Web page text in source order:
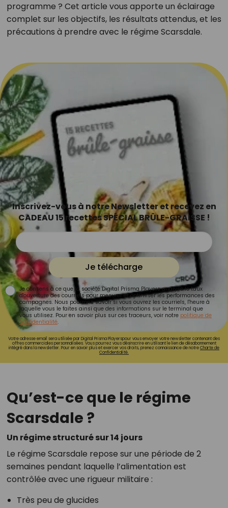
programme ? Cet article vous apporte un éclairage
complet sur les objectifs, les résultats attendus, et les
précautions à prendre avec le régime Scarsdale.
Inscrivez-vous à notre Newsletter et recevez en
CADEAU 15 recettes SPÉCIAL BRÛLE-GRAISSE !
Je télécharge
Je consens à ce que la société Digital Prisma Players analyse le taux
d'ouverture des courriels pour mesurer et optimiser les performances des
campagnes. Nous pourrons savoir si vous ouvrez les courriels, l'heure à
laquelle vous le faites ainsi que des informations sur le terminal que
vous utilisez. Pour en savoir plus sur ces traceurs, voir notre politique de
confidentialité.
Votre adresse email sera utilisée par Digital Prisma Playerspour vous envoyer votre newsletter contenant des
offres commerciales personnalisées. Vous pourrez vous désinscrire en utilisant le lien de désabonnement
intégré dans la newsletter. Pour en savoir plus et exercer vos droits, prenez connaissance de notreCharte de
Confidentialité.
Qu’est-ce que le régime
Scarsdale ?
Un régime structuré sur 14 jours
Le régime Scarsdale repose sur une période de 2
semaines pendant laquelle l’alimentation est
contrôlée avec une rigueur militaire :
Très peu de glucides